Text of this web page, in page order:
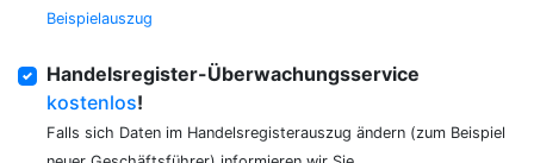
Beispielauszug
Handelsregister-Überwachungsservice
kostenlos!
Falls sich Daten im Handelsregisterauszug ändern (zum Beispiel